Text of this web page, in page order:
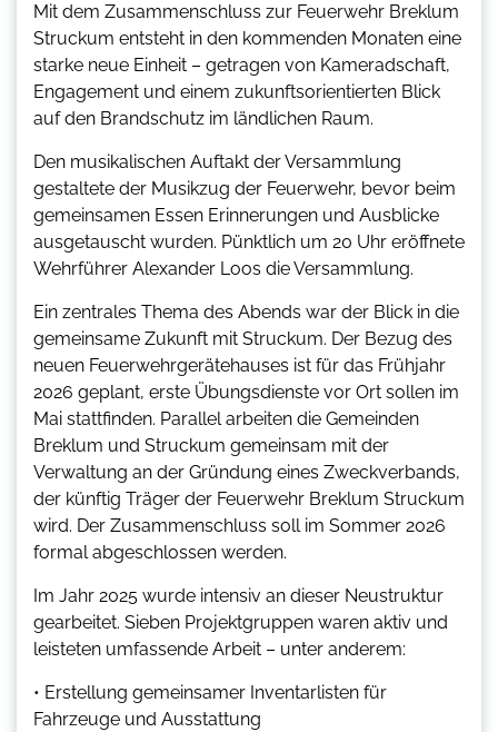
Mit dem Zusammenschluss zur Feuerwehr Breklum
Struckum entsteht in den kommenden Monaten eine
starke neue Einheit – getragen von Kameradschaft,
Engagement und einem zukunftsorientierten Blick
auf den Brandschutz im ländlichen Raum.
Den musikalischen Auftakt der Versammlung
gestaltete der Musikzug der Feuerwehr, bevor beim
gemeinsamen Essen Erinnerungen und Ausblicke
ausgetauscht wurden. Pünktlich um 20 Uhr eröffnete
Wehrführer Alexander Loos die Versammlung.
Ein zentrales Thema des Abends war der Blick in die
gemeinsame Zukunft mit Struckum. Der Bezug des
neuen Feuerwehrgerätehauses ist für das Frühjahr
2026 geplant, erste Übungsdienste vor Ort sollen im
Mai stattfinden. Parallel arbeiten die Gemeinden
Breklum und Struckum gemeinsam mit der
Verwaltung an der Gründung eines Zweckverbands,
der künftig Träger der Feuerwehr Breklum Struckum
wird. Der Zusammenschluss soll im Sommer 2026
formal abgeschlossen werden.
Im Jahr 2025 wurde intensiv an dieser Neustruktur
gearbeitet. Sieben Projektgruppen waren aktiv und
leisteten umfassende Arbeit – unter anderem:
• Erstellung gemeinsamer Inventarlisten für
Fahrzeuge und Ausstattung